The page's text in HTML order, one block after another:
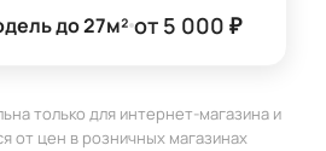
до 27м² от 5 000 ₽
только для интернет-магазина и
от цен в розничных магазинах